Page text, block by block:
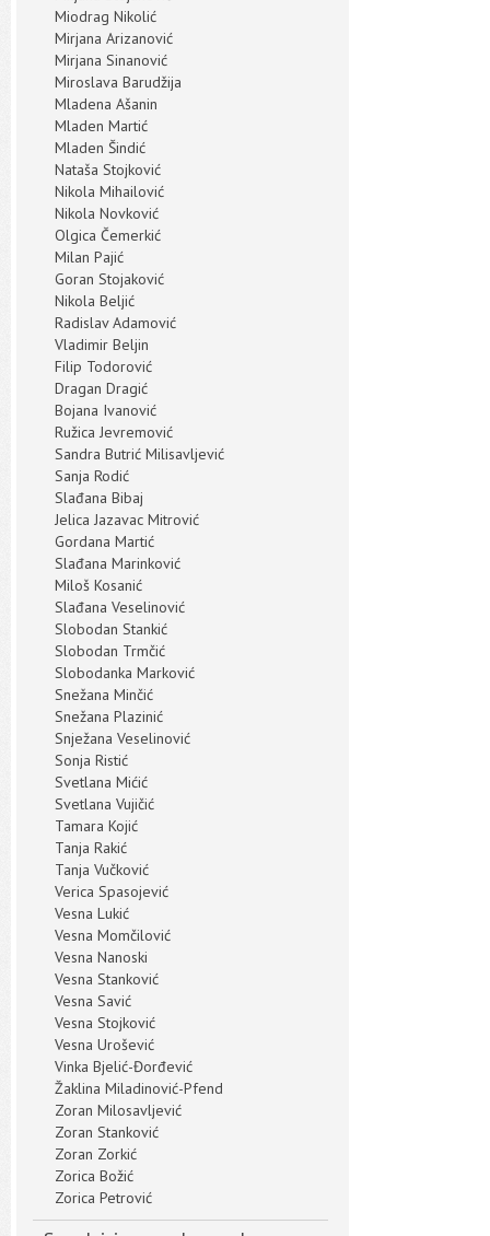
Miodrag Nikolić
Mirjana Arizanović
Mirjana Sinanović
Miroslava Barudžija
Mladena Ašanin
Mladen Martić
Mladen Šindić
Nataša Stojković
Nikola Mihailović
Nikola Novković
Olgica Čemerkić
Milan Pajić
Goran Stojaković
Nikola Beljić
Radislav Adamović
Vladimir Beljin
Filip Todorović
Dragan Dragić
Bojana Ivanović
Ružica Jevremović
Sandra Butrić Milisavljević
Sanja Rodić
Slađana Bibaj
Jelica Jazavac Mitrović
Gordana Martić
Slađana Marinković
Miloš Kosanić
Slađana Veselinović
Slobodan Stankić
Slobodan Trmčić
Slobodanka Marković
Snežana Minčić
Snežana Plazinić
Snježana Veselinović
Sonja Ristić
Svetlana Mićić
Svetlana Vujičić
Tamara Kojić
Tanja Rakić
Tanja Vučković
Verica Spasojević
Vesna Lukić
Vesna Momčilović
Vesna Nanoski
Vesna Stanković
Vesna Savić
Vesna Stojković
Vesna Urošević
Vinka Bjelić-Đorđević
Žaklina Miladinović-Pfend
Zoran Milosavljević
Zoran Stanković
Zoran Zorkić
Zorica Božić
Zorica Petrović